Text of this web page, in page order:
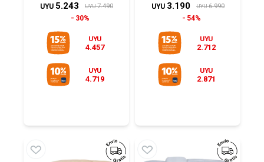
UYU 5.243 UYU 7.490
30%
UYU
4.457
UYU
4.719
UYU 3.190 UYU 6.990
54%
UYU
2.712
UYU
2.871